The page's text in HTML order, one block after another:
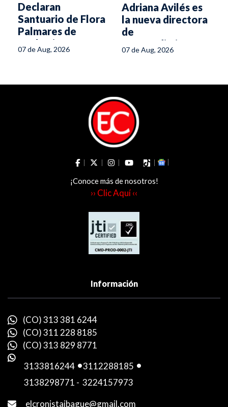
Declaran
Santuario de Flora
Palmares de
Tochecito
07 de Aug, 2026
Adriana Avilés es
la nueva directora
de
Emprendimiento
de la Secretaría
07 de Aug, 2026
¡Conoce más de nosotros!
›› Clic Aquí ‹‹
Información
(CO) 313 381 6244
(CO) 311 228 8185
(CO) 313 829 8771
3133816244 -3112288185 -
3138298771 - 3224157973
elcronistaibague@gmail.com